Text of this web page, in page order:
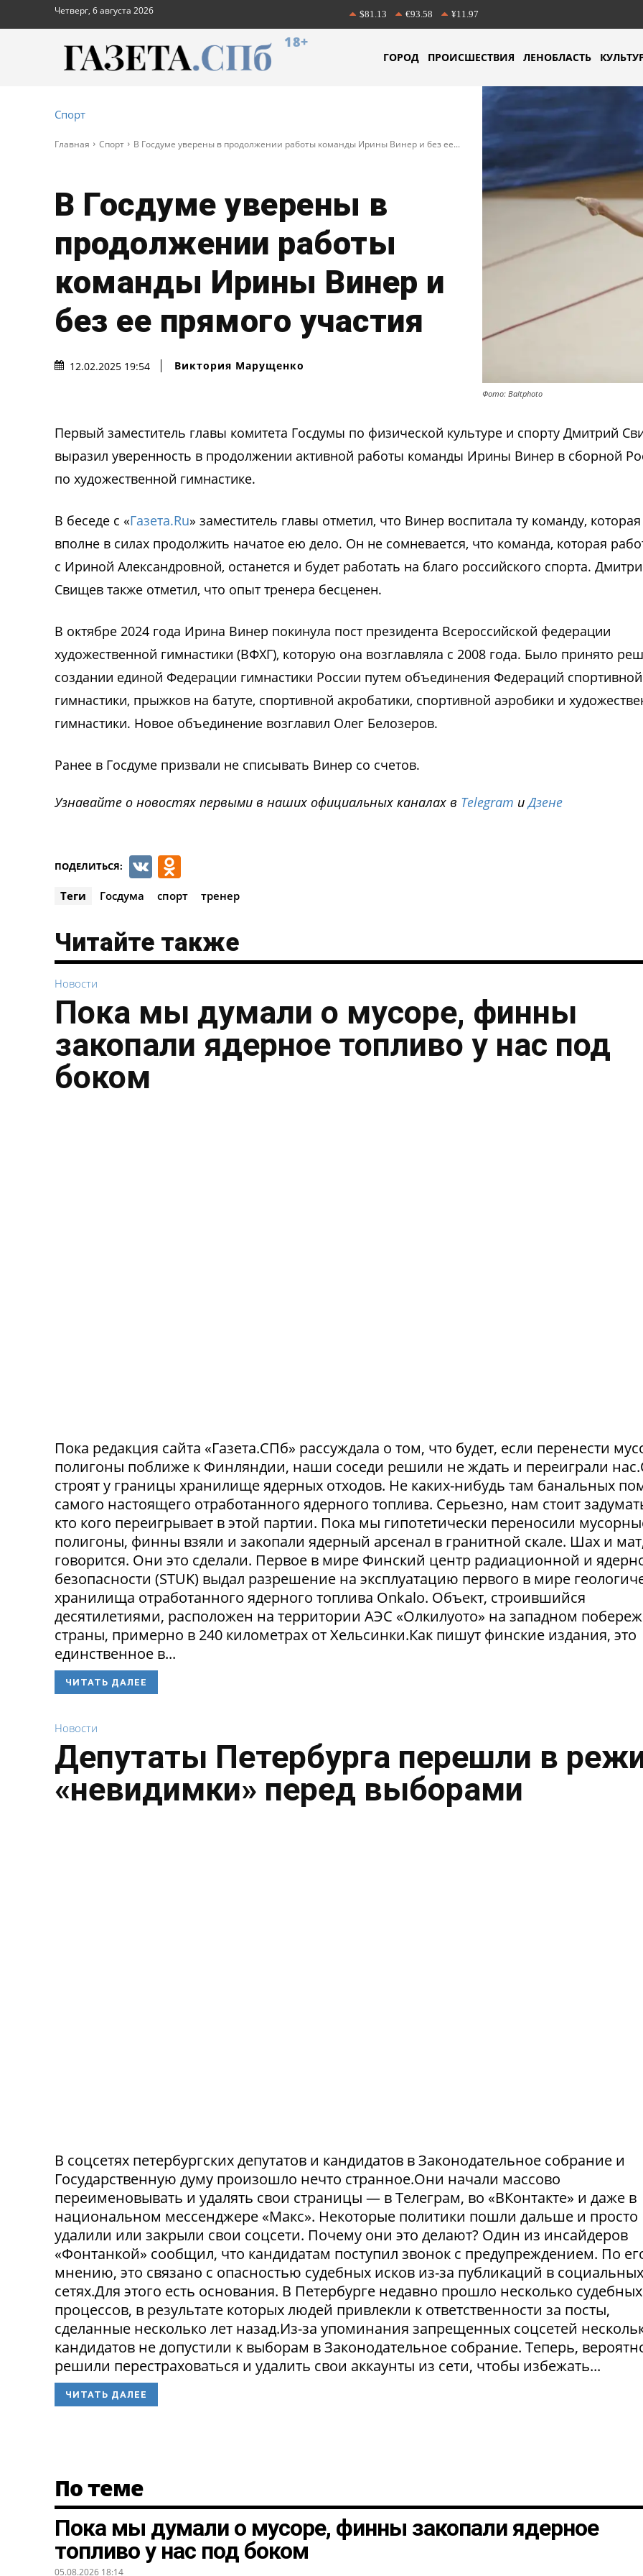
Четверг, 6 августа 2026 $81.13 €93.58 ¥11.97
18+
ГОРОД ПРОИСШЕСТВИЯ ЛЕНОБЛАСТЬ
Спорт
Главная Спорт В Госдуме уверены в продолжении работы команды Ирины Винер и без ее...
В Госдуме уверены в
продолжении работы
команды Ирины Винер и
без ее прямого участия
12.02.2025 19:54 Виктория Марущенко
Фото: Baltphoto
Первый заместитель главы комитета Госдумы по физической культуре и спорту Дмитрий
выразил уверенность в продолжении активной работы команды Ирины Винер в сборной
по художественной гимнастике.
В беседе с «Газета.Ru» заместитель главы отметил, что Винер воспитала ту команду, которая
вполне в силах продолжить начатое ею дело. Он не сомневается, что команда, которая
с Ириной Александровной, останется и будет работать на благо российского спорта.
Свищев также отметил, что опыт тренера бесценен.
В октябре 2024 года Ирина Винер покинула пост президента Всероссийской федерации
художественной гимнастики (ВФХГ), которую она возглавляла с 2008 года. Было принято
создании единой Федерации гимнастики России путем объединения Федераций спортивной
гимнастики, прыжков на батуте, спортивной акробатики, спортивной аэробики и
гимнастики. Новое объединение возглавил Олег Белозеров.
Ранее в Госдуме призвали не списывать Винер со счетов.
Узнавайте о новостях первыми в наших официальных каналах в Telegram иДзене
ПОДЕЛИТЬСЯ: VK
Теги Госдума спорт тренер
Читайте также
Новости
Пока мы думали о мусоре, финны
закопали ядерное топливо у нас под
боком
Пока редакция сайта «Газета.СПб» рассуждала о том, что будет, если перенести
полигоны поближе к Финляндии, наши соседи решили не ждать и переиграли
строят у границы хранилище ядерных отходов. Не каких-нибудь там банальных
самого настоящего отработанного ядерного топлива. Серьезно, нам стоит
кто кого переигрывает в этой партии. Пока мы гипотетически переносили
полигоны, финны взяли и закопали ядерный арсенал в гранитной скале. Шах и
говорится. Они это сделали. Первое в мире Финский центр радиационной и
безопасности (STUK) выдал разрешение на эксплуатацию первого в мире
хранилища отработанного ядерного топлива Onkalo. Объект, строившийся
десятилетиями, расположен на территории АЭС «Олкилуото» на западном
страны, примерно в 240 километрах от Хельсинки.Как пишут финские издания, это
единственное в...
ЧИТАТЬ ДАЛЕЕ
Новости
Депутаты Петербурга перешли в
«невидимки» перед выборами
В соцсетях петербургских депутатов и кандидатов в Законодательное собрание и
Государственную думу произошло нечто странное.Они начали массово
переименовывать и удалять свои страницы — в Телеграм, во «ВКонтакте» и даже в
национальном мессенджере «Макс». Некоторые политики пошли дальше и просто
удалили или закрыли свои соцсети. Почему они это делают? Один из инсайдеров
«Фонтанкой» сообщил, что кандидатам поступил звонок с предупреждением. По
мнению, это связано с опасностью судебных исков из-за публикаций в социальных
сетях.Для этого есть основания. В Петербурге недавно прошло несколько судебных
процессов, в результате которых людей привлекли к ответственности за посты,
сделанные несколько лет назад.Из-за упоминания запрещенных соцсетей
кандидатов не допустили к выборам в Законодательное собрание. Теперь,
решили перестраховаться и удалить свои аккаунты из сети, чтобы избежать...
ЧИТАТЬ ДАЛЕЕ
По теме
Пока мы думали о мусоре, финны закопали ядерное
топливо у нас под боком
05.08.2026 18:14